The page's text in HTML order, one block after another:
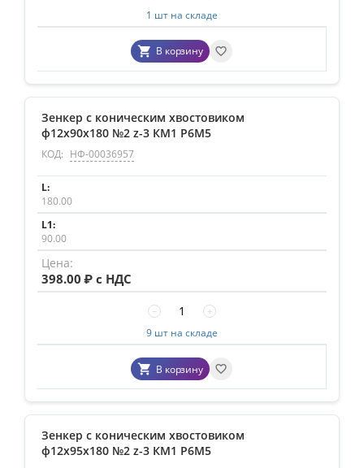
1 шт на складе
В корзину
Зенкер с коническим хвостовиком
ф12х90х180 №2 z-3 КМ1 Р6М5
КОД: НФ-00036957
180.00
90.00
398.00 ₽ с НДС
+
−
9 шт на складе
В корзину
Зенкер с коническим хвостовиком
ф12х95х180 №2 z-3 КМ1 Р6М5